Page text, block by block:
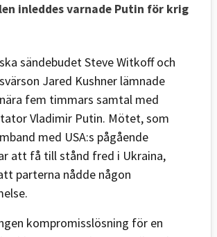
inleddes varnade Putin för krig
sändebudet Steve Witkoff och
Jared Kushner lämnade
fem timmars samtal med
Vladimir Putin. Mötet, som
med USA:s pågående
att få till stånd fred i Ukraina,
parterna nådde någon
kompromisslösning för en